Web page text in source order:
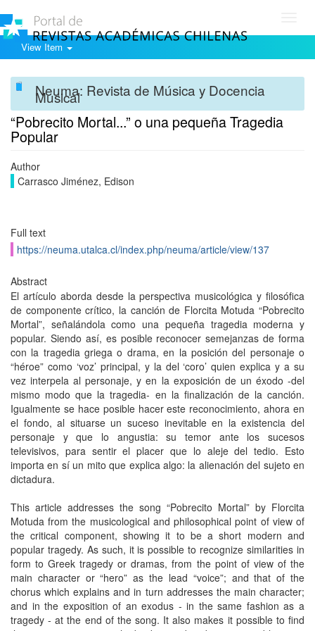
View Item
Neuma: Revista de Música y Docencia
Musical
“Pobrecito Mortal...” o una pequeña Tragedia
Popular
Author
Carrasco Jiménez, Edison
Full text
https://neuma.utalca.cl/index.php/neuma/article/view/137
Abstract
El artículo aborda desde la perspectiva musicológica y filosófica
de componente crítico, la canción de Florcita Motuda “Pobrecito
Mortal”, señalándola como una pequeña tragedia moderna y
popular. Siendo así, es posible reconocer semejanzas de forma
con la tragedia griega o drama, en la posición del personaje o
“héroe” como ‘voz’ principal, y la del ‘coro’ quien explica y a su
vez interpela al personaje, y en la exposición de un éxodo -del
mismo modo que la tragedia- en la finalización de la canción.
Igualmente se hace posible hacer este reconocimiento, ahora en
el fondo, al situarse un suceso inevitable en la existencia del
personaje y que lo angustia: su temor ante los sucesos
televisivos, para sentir el placer que lo aleje del tedio. Esto
importa en sí un mito que explica algo: la alienación del sujeto en
dictadura.
This article addresses the song “Pobrecito Mortal” by Florcita
Motuda from the musicological and philosophical point of view of
the critical component, showing it to be a short modern and
popular tragedy. As such, it is possible to recognize similarities in
form to Greek tragedy or dramas, from the point of view of the
main character or “hero” as the lead “voice”; and that of the
chorus which explains and in turn addresses the main character;
and in the exposition of an exodus - in the same fashion as a
tragedy - at the end of the song. It also makes it possible to find